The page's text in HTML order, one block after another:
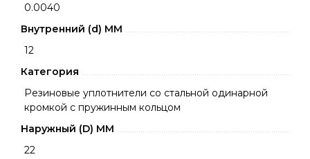
0.0040
Внутренний (d) ММ
12
Категория
Резиновые уплотнители со стальной одинарной
кромкой с пружинным кольцом
Наружный (D) ММ
22